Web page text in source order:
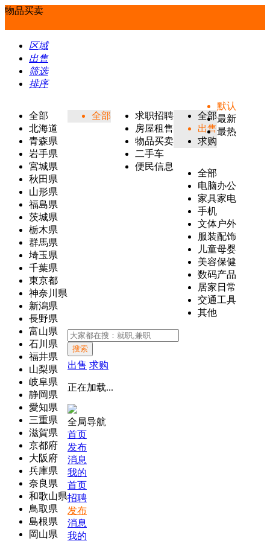
物品买卖
区域
出售
筛选
排序
全部
北海道
青森県
岩手県
宮城県
秋田県
山形県
福島県
茨城県
栃木県
群馬県
埼玉県
千葉県
東京都
神奈川県
新潟県
長野県
富山県
石川県
福井県
山梨県
岐阜県
静岡県
愛知県
三重県
滋賀県
京都府
大阪府
兵庫県
奈良県
和歌山県
鳥取県
島根県
岡山県
全部
求职招聘
房屋租售
物品买卖
二手车
便民信息
全部
出售
求购
全部
电脑办公
家具家电
手机
文体户外
服装配饰
儿童母婴
美容保健
数码产品
居家日常
交通工具
其他
默认
最新
最热
搜索
出售 求购
正在加载...
全局导航
首页
发布
消息
我的
首页
招聘
发布
消息
我的